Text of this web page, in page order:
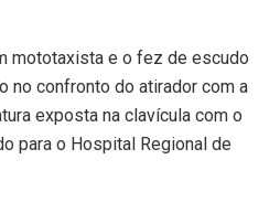
mototaxista e o fez de escudo
no confronto do atirador com a
exposta na clavícula com o
para o Hospital Regional de